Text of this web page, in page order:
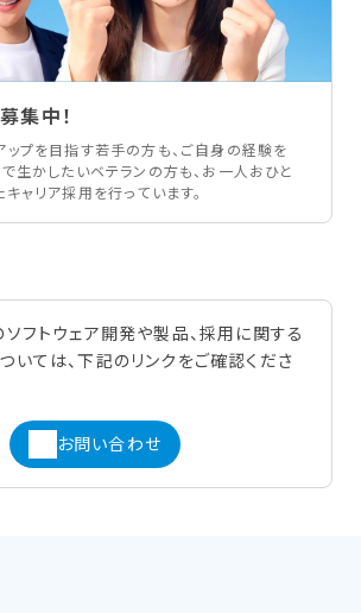
集中！
ップを目指す若手の方も、ご自身の経験を
生かしたいベテランの方も、お一人おひと
ャリア採用を行っています。
ソフトウェア開発や製品、採用に関する
いては、下記のリンクをご確認くださ
お問い合わせ